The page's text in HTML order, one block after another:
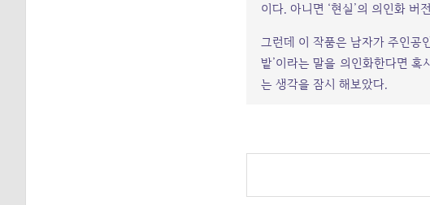
이다. 아니면 ‘현실’의 의인화 버
그런데 이 작품은 남자가 주인공
밭’이라는 말을 의인화한다면
는 생각을 잠시 해보았다.